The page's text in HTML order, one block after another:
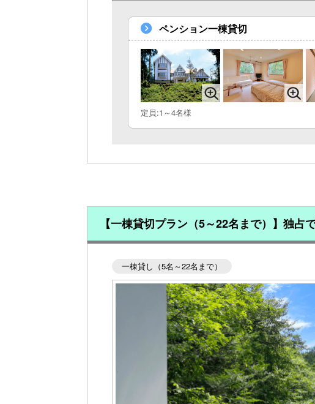
ペンション一棟貸切
定員:1～4名様
【一棟貸切プラン（5～22名まで）】独
一棟貸し（5名～22名まで）